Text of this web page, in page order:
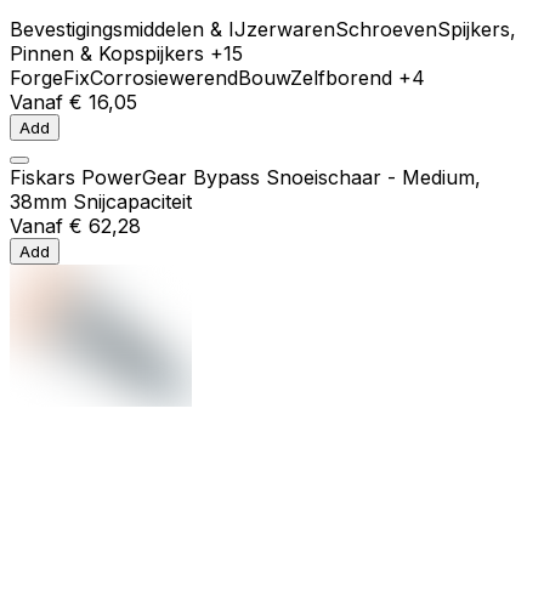
Bevestigingsmiddelen & IJzerwarenSchroevenSpijkers,
Pinnen & Kopspijkers +15
ForgeFixCorrosiewerendBouwZelfborend +4
Vanaf € 16,05
Add
Fiskars PowerGear Bypass Snoeischaar - Medium,
38mm Snijcapaciteit
Vanaf € 62,28
Add